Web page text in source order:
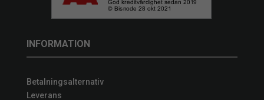
INFORMATION
Betalningsalternativ
Leverans